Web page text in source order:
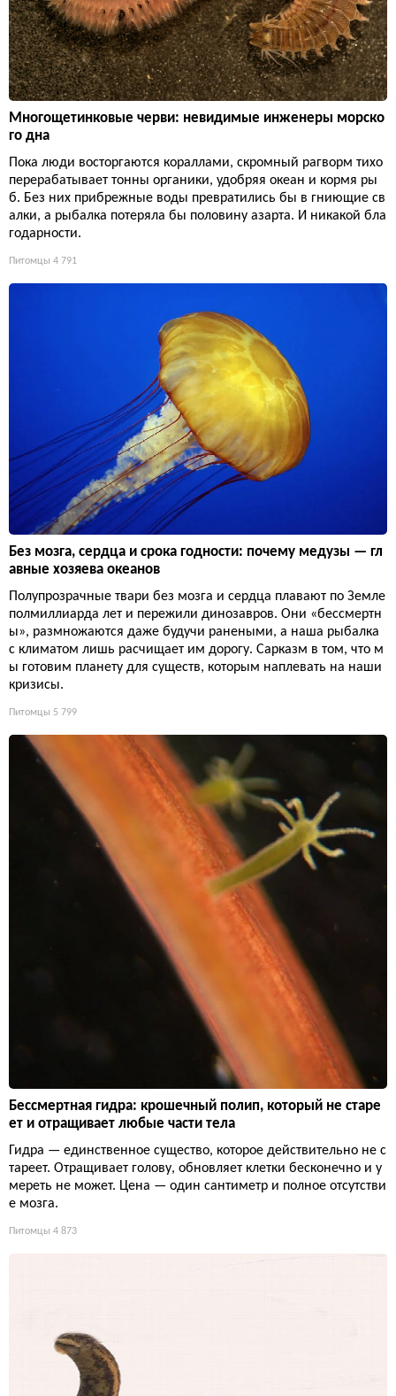
Многощетинковые черви: невидимые инженеры морско
го дна
Пока люди восторгаются кораллами, скромный рагворм тихо
перерабатывает тонны органики, удобряя океан и кормя ры
б. Без них прибрежные воды превратились бы в гниющие св
алки, а рыбалка потеряла бы половину азарта. И никакой бла
годарности.
Питомцы 4 791
Без мозга, сердца и срока годности: почему медузы — гл
авные хозяева океанов
Полупрозрачные твари без мозга и сердца плавают по Земле
полмиллиарда лет и пережили динозавров. Они «бессмертн
ы», размножаются даже будучи ранеными, а наша рыбалка
с климатом лишь расчищает им дорогу. Сарказм в том, что м
ы готовим планету для существ, которым наплевать на наши
кризисы.
Питомцы 5 799
Бессмертная гидра: крошечный полип, который не старе
ет и отращивает любые части тела
Гидра — единственное существо, которое действительно не с
тареет. Отращивает голову, обновляет клетки бесконечно и у
мереть не может. Цена — один сантиметр и полное отсутстви
е мозга.
Питомцы 4 873